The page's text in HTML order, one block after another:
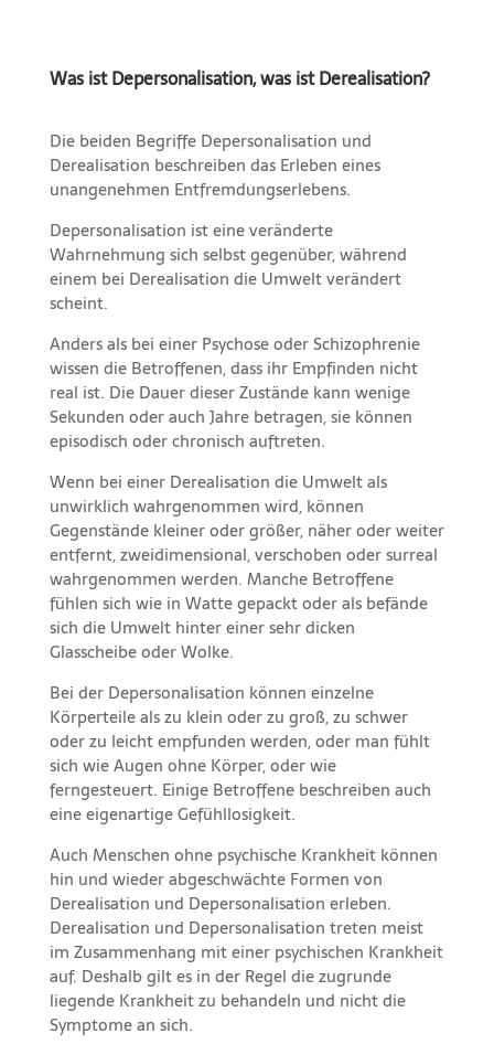
Was ist Depersonalisation, was ist Derealisation?
Die beiden Begriffe Depersonalisation und
Derealisation beschreiben das Erleben eines
unangenehmen Entfremdungserlebens.
Depersonalisation ist eine veränderte
Wahrnehmung sich selbst gegenüber, während
einem bei Derealisation die Umwelt verändert
scheint.
Anders als bei einer Psychose oder Schizophrenie
wissen die Betroffenen, dass ihr Empfinden nicht
real ist. Die Dauer dieser Zustände kann wenige
Sekunden oder auch Jahre betragen, sie können
episodisch oder chronisch auftreten.
Wenn bei einer Derealisation die Umwelt als
unwirklich wahrgenommen wird, können
Gegenstände kleiner oder größer, näher oder weiter
entfernt, zweidimensional, verschoben oder surreal
wahrgenommen werden. Manche Betroffene
fühlen sich wie in Watte gepackt oder als befände
sich die Umwelt hinter einer sehr dicken
Glasscheibe oder Wolke.
Bei der Depersonalisation können einzelne
Körperteile als zu klein oder zu groß, zu schwer
oder zu leicht empfunden werden, oder man fühlt
sich wie Augen ohne Körper, oder wie
ferngesteuert. Einige Betroffene beschreiben auch
eine eigenartige Gefühllosigkeit.
Auch Menschen ohne psychische Krankheit können
hin und wieder abgeschwächte Formen von
Derealisation und Depersonalisation erleben.
Derealisation und Depersonalisation treten meist
im Zusammenhang mit einer psychischen Krankheit
auf. Deshalb gilt es in der Regel die zugrunde
liegende Krankheit zu behandeln und nicht die
Symptome an sich.